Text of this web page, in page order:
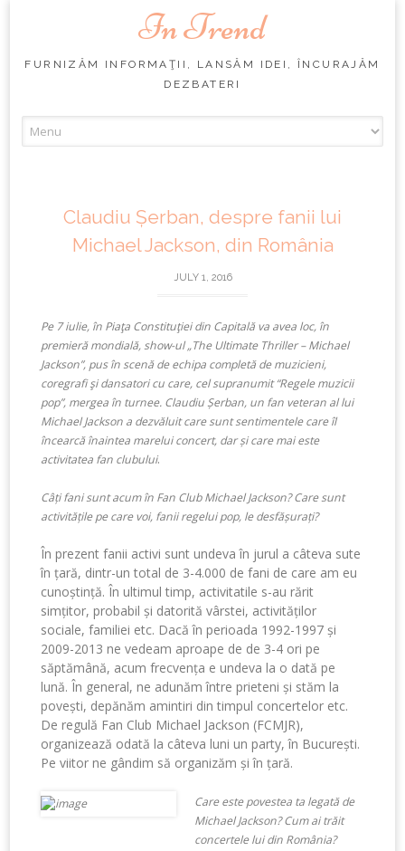
In Trend
FURNIZĂM INFORMAŢII, LANSĂM IDEI, ÎNCURAJĂM
DEZBATERI
to
Claudiu Șerban, despre fanii lui
Michael Jackson, din România
JULY 1, 2016
Pe 7 iulie, în Piaţa Constituţiei din Capitală va avea loc, în
premieră mondială, show-ul „The Ultimate Thriller – Michael
Jackson”, pus în scenă de echipa completă de muzicieni,
coregrafi şi dansatori cu care, cel supranumit “Regele muzicii
pop”, mergea în turnee. Claudiu Șerban, un fan veteran al lui
Michael Jackson a dezvăluit care sunt sentimentele care îl
încearcă înaintea marelui concert, dar și care mai este
activitatea fan clubului.
Câți fani sunt acum în Fan Club Michael Jackson? Care sunt
activitățile pe care voi, fanii regelui pop, le desfășurați?
În prezent fanii activi sunt undeva în jurul a câteva sute
în țară, dintr-un total de 3-4.000 de fani de care am eu
cunoștință. În ultimul timp, activitatile s-au rărit
simțitor, probabil și datorită vârstei, activităților
sociale, familiei etc. Dacă în perioada 1992-1997 și
2009-2013 ne vedeam aproape de de 3-4 ori pe
săptămână, acum frecvența e undeva la o dată pe
lună. În general, ne adunăm între prieteni și stăm la
povești, depănăm amintiri din timpul concertelor etc.
De regulă Fan Club Michael Jackson (FCMJR),
organizează odată la câteva luni un party, în București.
Pe viitor ne gândim să organizăm și în țară.
Care este povestea ta legată de
Michael Jackson? Cum ai trăit
concertele lui din România?